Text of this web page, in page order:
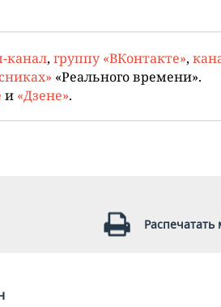
канал, группу «ВКонтакте»,
«Реального времени».
и «Дзене».
Распечатать